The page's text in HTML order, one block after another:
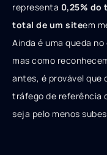
representa 0,25% do
total de um siteem
Ainda é uma queda no
mas como
antes, é provável que
tráfego de referência
seja pelo menos